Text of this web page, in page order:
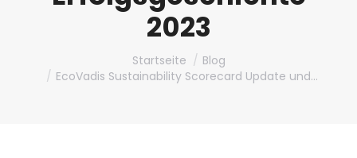
2023
Startseite
Blog
EcoVadis Sustainability Scorecard Update und…